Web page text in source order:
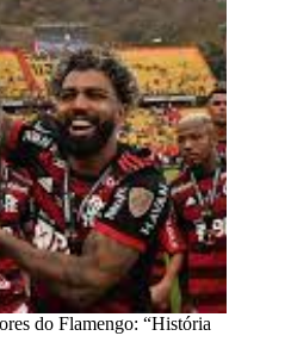
do Flamengo: “História